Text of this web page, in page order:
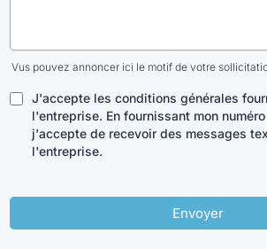
Vus pouvez annoncer ici le motif de votre
J'accepte les conditions générales
l'entreprise. En fournissant mon
j'accepte de recevoir des messages
l'entreprise.
Envoyer